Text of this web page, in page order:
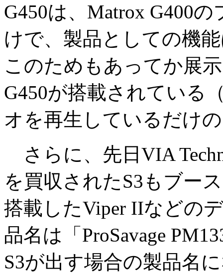
G450は、Matrox G400
けで、製品としての機
このためもあってか展
G450が搭載されている
オを再生しているだけ
さらに、先日VIA
を買収されたS3もブー
搭載したViper IIなどの
品名は「ProSavage
S3が出す場合の製品名